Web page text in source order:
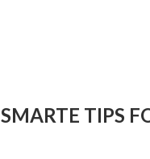
SMARTE TIPS